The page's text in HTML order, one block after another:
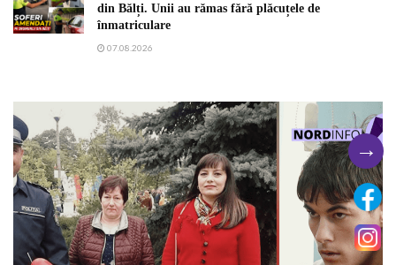
din Bălți. Unii au rămas fără plăcuțele de
înmatriculare
07.08.2026
→